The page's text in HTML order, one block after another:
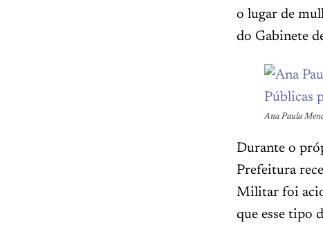
o lugar de
do Gabinete
Ana Paula
Durante o
Prefeitura
Militar foi
que esse tipo